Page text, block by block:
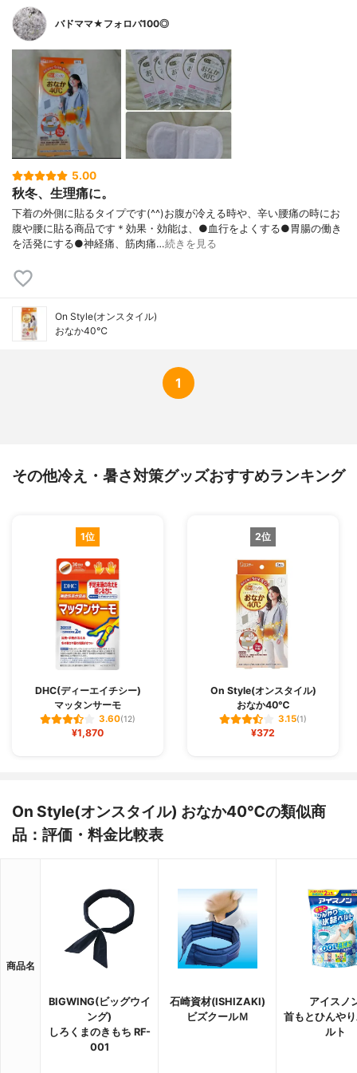
バドママ★フォロバ100◎
5.00
秋冬、生理痛に。
下着の外側に貼るタイプです(^^)お腹が冷える時や、辛い腰痛の時にお
腹や腰に貼る商品です＊効果・効能は、●血行をよくする●胃腸の働き
を活発にする●神経痛、筋肉痛…続きを見る
On Style(オンスタイル)
おなか40℃
1
その他冷え・暑さ対策グッズおすすめランキング
1位
DHC(ディーエイチシー)
マッタンサーモ
3.60(12)
¥1,870
2位
On Style(オンスタイル)
おなか40℃
3.15(1)
¥372
On Style(オンスタイル) おなか40℃の類似商
品：評価・料金比較表
商品名
BIGWING(ビッグウイ
ング)
しろくまのきもち RF-
001
石崎資材(ISHIZAKI)
ビズクールＭ
アイスノ
首もとひんや
ルト